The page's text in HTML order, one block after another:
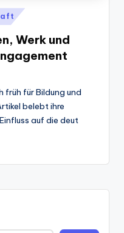
Werk und
früh für Bildung und
belebt ihre
auf die deut